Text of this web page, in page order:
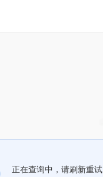
正在查询中，请刷新重试